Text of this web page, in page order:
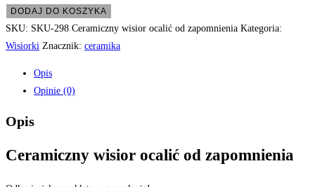
DODAJ DO KOSZYKA
SKU: SKU-298 Ceramiczny wisior ocalić od zapomnienia Kategoria:
Wisiorki Znacznik: ceramika
Opis
Opinie (0)
Opis
Ceramiczny wisior ocalić od zapomnienia